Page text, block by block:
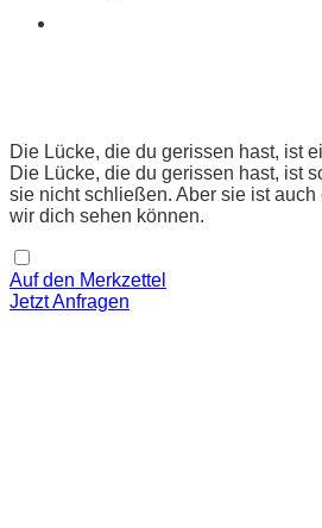
Die Lücke, die du gerissen hast, ist
Die Lücke, die du gerissen hast, ist
sie nicht schließen. Aber sie ist auch
wir dich sehen können.
Auf den Merkzettel
Jetzt Anfragen